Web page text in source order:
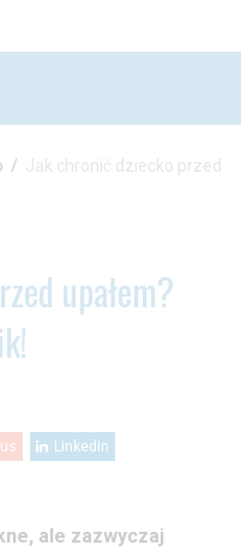
/ Jak chronić dziecko przed
upałem?
LinkedIn
ale zazwyczaj